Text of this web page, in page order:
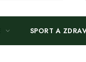
SPORT A